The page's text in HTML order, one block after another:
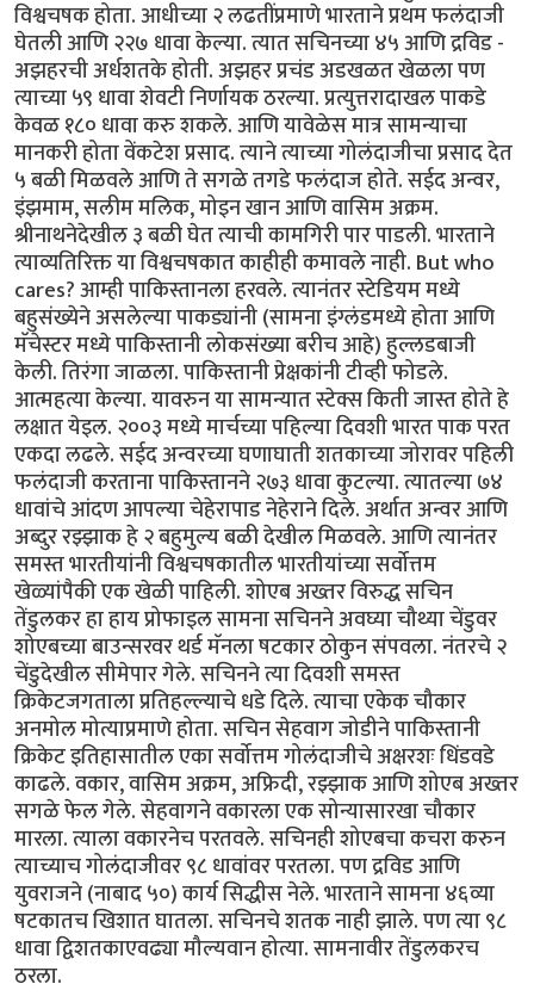
विश्वचषक होता. आधीच्या २ लढतींप्रमाणे भारताने प्रथम फलंदाजी
घेतली आणि २२७ धावा केल्या. त्यात सचिनच्या ४५ आणि द्रविड -
अझहरची अर्धशतके होती. अझहर प्रचंड अडखळत खेळला पण
त्याच्या ५९ धावा शेवटी निर्णायक ठरल्या. प्रत्युत्तरादाखल पाकडे
केवळ १८० धावा करु शकले. आणि यावेळेस मात्र सामन्याचा
मानकरी होता वेंकटेश प्रसाद. त्याने त्याच्या गोलंदाजीचा प्रसाद देत
५ बळी मिळवले आणि ते सगळे तगडे फलंदाज होते. सईद अन्वर,
इंझमाम, सलीम मलिक, मोइन खान आणि वासिम अक्रम.
श्रीनाथनेदेखील ३ बळी घेत त्याची कामगिरी पार पाडली. भारताने
त्याव्यतिरिक्त या विश्वचषकात काहीही कमावले नाही. But who
cares? आम्ही पाकिस्तानला हरवले. त्यानंतर स्टेडियम मध्ये
बहुसंख्येने असलेल्या पाकड्यांनी (सामना इंग्लंडमध्ये होता आणि
मॅचेस्टर मध्ये पाकिस्तानी लोकसंख्या बरीच आहे) हुल्लडबाजी
केली. तिरंगा जाळला. पाकिस्तानी प्रेक्षकांनी टीव्ही फोडले.
आत्महत्या केल्या. यावरुन या सामन्यात स्टेक्स किती जास्त होते हे
लक्षात येइल. २००३ मध्ये मार्चच्या पहिल्या दिवशी भारत पाक परत
एकदा लढले. सईद अन्वरच्या घणाघाती शतकाच्या जोरावर पहिली
फलंदाजी करताना पाकिस्तानने २७३ धावा कुटल्या. त्यातल्या ७४
धावांचे आंदण आपल्या चेहेरापाड नेहेराने दिले. अर्थात अन्वर आणि
अब्दुर रझ्झाक हे २ बहुमुल्य बळी देखील मिळवले. आणि त्यानंतर
समस्त भारतीयांनी विश्वचषकातील भारतीयांच्या सर्वोत्तम
खेळ्यांपैकी एक खेळी पाहिली. शोएब अख्तर विरुद्ध सचिन
तेंडुलकर हा हाय प्रोफाइल सामना सचिनने अवघ्या चौथ्या चेंडुवर
शोएबच्या बाउन्सरवर थर्ड मॅनला षटकार ठोकुन संपवला. नंतरचे २
चेंडुदेखील सीमेपार गेले. सचिनने त्या दिवशी समस्त
क्रिकेटजगताला प्रतिहल्ल्याचे धडे दिले. त्याचा एकेक चौकार
अनमोल मोत्याप्रमाणे होता. सचिन सेहवाग जोडीने पाकिस्तानी
क्रिकेट इतिहासातील एका सर्वोत्तम गोलंदाजीचे अक्षरशः धिंडवडे
काढले. वकार, वासिम अक्रम, अफ्रिदी, रझ्झाक आणि शोएब अख्तर
सगळे फेल गेले. सेहवागने वकारला एक सोन्यासारखा चौकार
मारला. त्याला वकारनेच परतवले. सचिनही शोएबचा कचरा करुन
त्याच्याच गोलंदाजीवर ९८ धावांवर परतला. पण द्रविड आणि
युवराजने (नाबाद ५०) कार्य सिद्धीस नेले. भारताने सामना ४६व्या
षटकातच खिशात घातला. सचिनचे शतक नाही झाले. पण त्या ९८
धावा द्विशतकाएवढ्या मौल्यवान होत्या. सामनावीर तेंडुलकरच
ठरला.